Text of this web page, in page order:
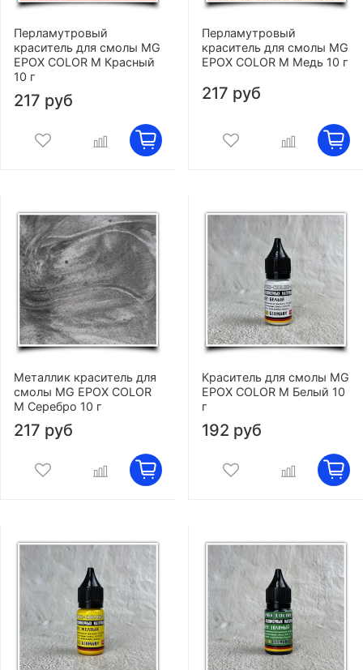
Перламутровый
краситель для смолы MG
EPOX COLOR M Красный
10 г
217 руб
Перламутровый
краситель для смолы MG
EPOX COLOR M Медь 10 г
217 руб
Металлик краситель для
смолы MG EPOX COLOR
M Серебро 10 г
217 руб
Краситель для смолы MG
EPOX COLOR M Белый 10
г
192 руб